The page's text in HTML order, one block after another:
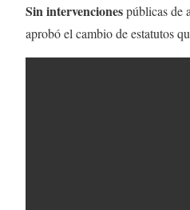
Sin intervencionespúblicas de
aprobó el cambio de estatutos